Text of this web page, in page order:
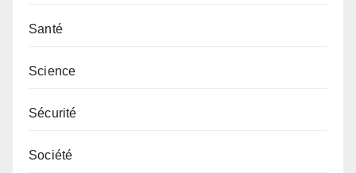
Santé
Science
Sécurité
Société